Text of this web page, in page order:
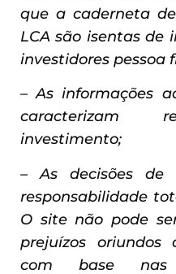
que a caderneta
LCA são isentas de
investidores pessoa
– As informações
caracterizam
investimento;
– As decisões de
responsabilidade
O site não pode
prejuízos oriundos
com base nas